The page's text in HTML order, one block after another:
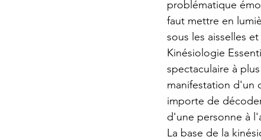
problématique
faut mettre en
sous les aisselles
Kinésiologie
spectaculaire à
manifestation d'un
importe de
d'une personne à
La base de la